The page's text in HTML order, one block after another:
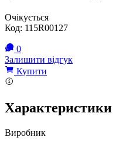
Очікується
Код: 115R00127
0
Залишити відгук
Купити
Характеристики
Виробник